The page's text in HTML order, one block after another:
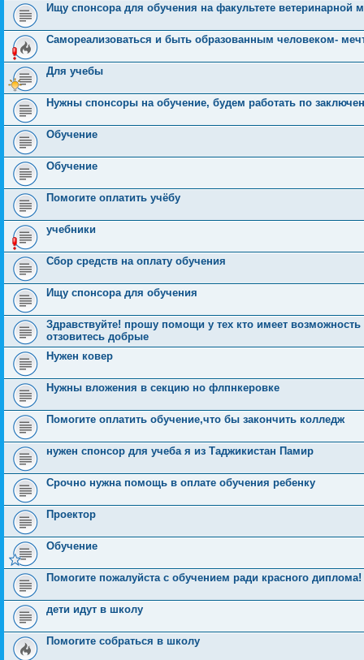
Ищу спонсора для обучения на факультете
Самореализоваться и быть образованным человеком-
Для учебы
Нужны спонсоры на обучение, будем работать по
Обучение
Обучение
Помогите оплатить учёбу
учебники
Сбор средств на оплату обучения
Ищу спонсора для обучения
Здравствуйте! прошу помощи у тех кто имеет
отзовитесь добрые
Нужен ковер
Нужны вложения в секцию но флпнкеровке
Помогите оплатить обучение,что бы закончить колледж
нужен спонсор для учеба я из Таджикистан Памир
Срочно нужна помощь в оплате обучения ребенку
Проектор
Обучение
Помогите пожалуйста с обучением ради красного диплома!
дети идут в школу
Помогите собраться в школу